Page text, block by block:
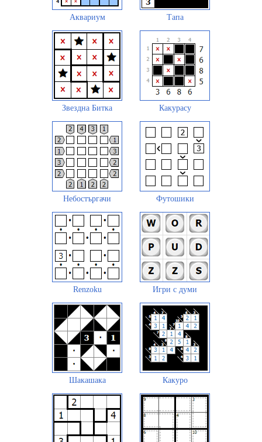
Аквариум Тапа
Звездна Битка Какурасу
Небостъргачи Футошики
Renzoku Игри с думи
Шакашака Какуро